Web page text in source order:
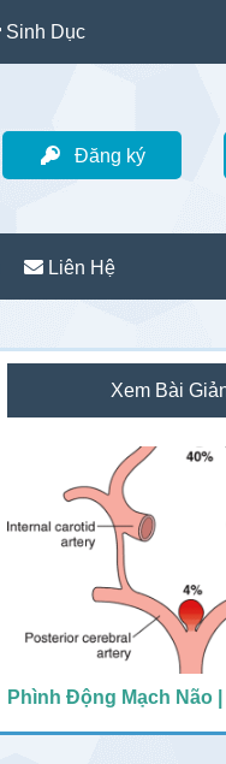
Sinh Dục
Đăng ký
Liên Hệ
Sidebar
chính
Xem Bài
Phình Động Mạch Não